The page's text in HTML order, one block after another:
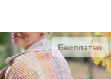
Бесплатно